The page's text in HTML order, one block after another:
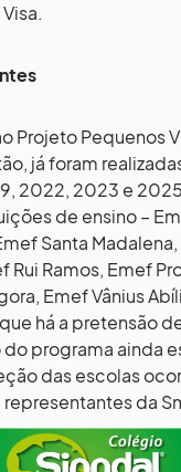
Projeto Pequenos
já foram
2022, 2023 e
de ensino –
Santa
Rui Ramos, Emef
Emef Vânius
há a pretensão
programa ainda
das escolas
representantes da